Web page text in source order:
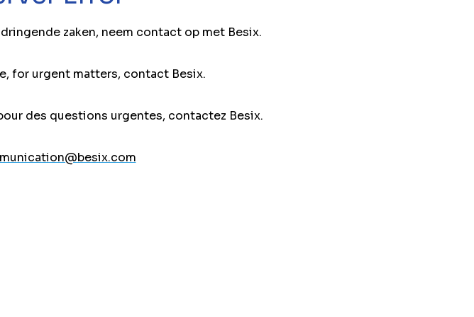
zaken, neem contact op met Besix.
for urgent matters, contact Besix.
des questions urgentes, contactez Besix.